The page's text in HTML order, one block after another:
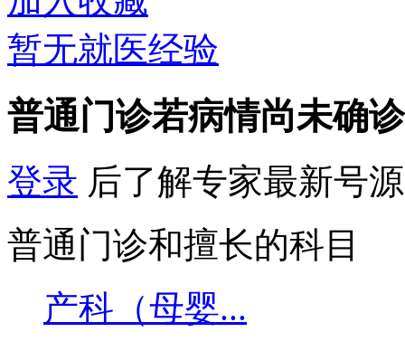
暂无就医经验
普通门诊若病情尚未确
登录 后了解专家最新号
普通门诊和擅长的科目
产科（母婴...